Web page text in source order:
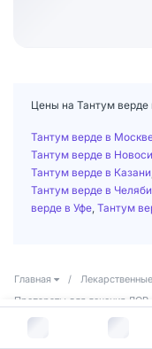
В
Цены на Тантум верде
Тантум верде в
Тантум верде в
Тантум верде в Казани
Тантум верде в
верде в Уфе Тантум
Главная /
Препараты для лечения
Тантум верде